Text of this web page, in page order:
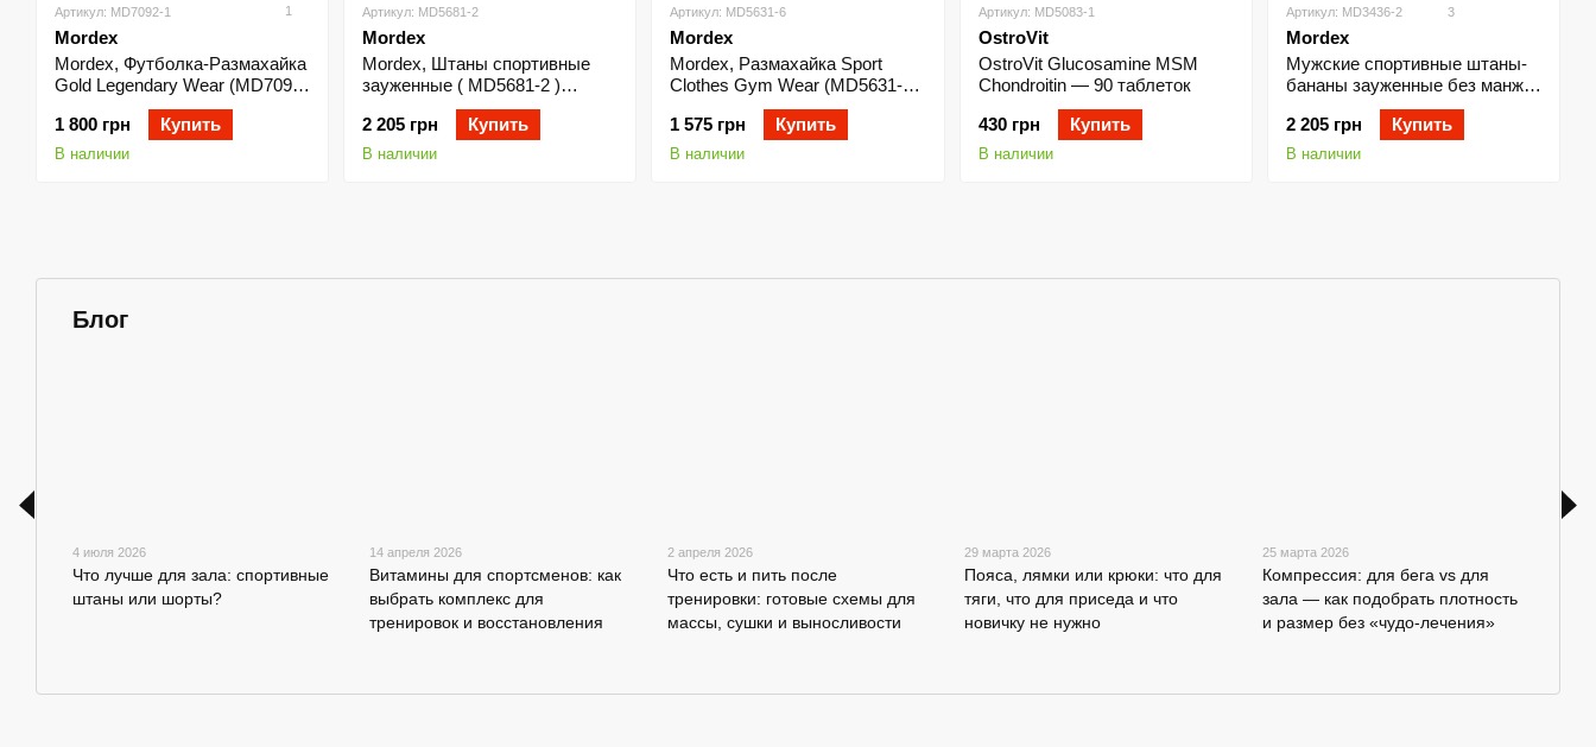
Артикул: MD7092-1 1
Mordex
Mordex, Футболка-Размахайка
Gold Legendary Wear (MD7092-
1) Темно-серая-желтая ( XXL )
1 800 грн
Купить
В наличии
Артикул: MD5681-2
Mordex
Mordex, Штаны спортивные
зауженные ( MD5681-2 )
Серый-Черный ( L )
2 205 грн
Купить
В наличии
Артикул: MD5631-6
Mordex
Mordex, Размахайка Sport
Clothes Gym Wear (MD5631-6)
черный/белый ( M )
1 575 грн
Купить
В наличии
Артикул: MD5083-1
OstroVit
OstroVit Glucosamine MSM
Chondroitin — 90 таблеток
430 грн
Купить
В наличии
Артикул: MD3436-2 3
Mordex
Мужские спортивные штаны-
бананы зауженные без манжет
Mordex Steel Mist Tapered
Joggers черные, 2XL
2 205 грн Купить
В наличии
Блог
4 июля 2026
Что лучше для зала: спортивные
штаны или шорты?
14 апреля 2026
Витамины для спортсменов: как
выбрать комплекс для
тренировок и восстановления
2 апреля 2026
Что есть и пить после
тренировки: готовые схемы для
массы, сушки и выносливости
29 марта 2026
Пояса, лямки или крюки: что для
тяги, что для приседа и что
новичку не нужно
25 марта 2026
Компрессия: для бега vs для
зала — как подобрать плотность
и размер без «чудо-лечения»